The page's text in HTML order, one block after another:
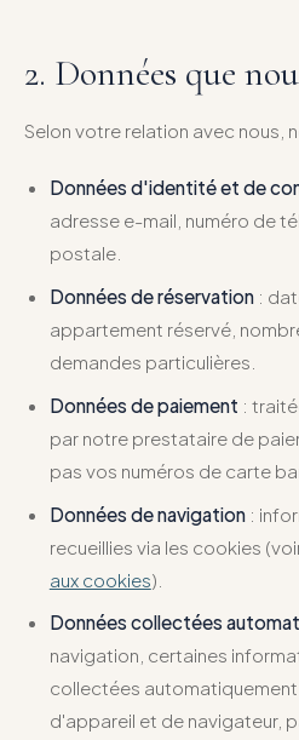
2. Données que
Selon votre relation avec nous,
Données d'identité et de
adresse e-mail, numéro de
postale.
Données de réservation:
appartement réservé,
demandes particulières.
Données de paiement :
par notre prestataire de
pas vos numéros de carte
Données de navigation:
recueillies via les cookies
aux cookies).
Données collectées
navigation, certaines
collectées automatiquement
d'appareil et de navigateur,